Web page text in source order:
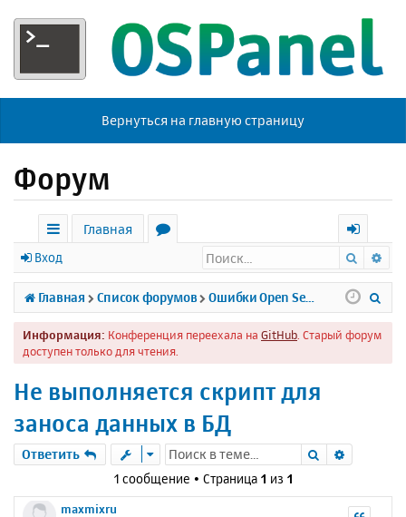
Вернуться на главную страницу
Форум
с
ы
л
к
Главная
р
у
м
х
о
д
Вход Поиск
Главная Список форумов
Информация: Конференция переехала на GitHub . Старый форум
доступен только для чтения.
Не выполняется скрипт для
заноса данных в БД
Ответить Поиск
1 сообщение • Страница 1 из 1
maxmixru